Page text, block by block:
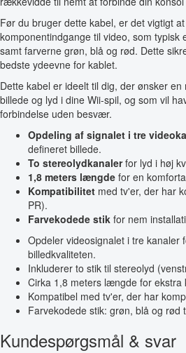
Før du bruger dette kabel, er det vigtigt
komponentindgange til video, som typisk
samt farverne grøn, blå og rød. Dette
bedste ydeevne for kablet.
Dette kabel er ideelt til dig, der ønsker
billede og lyd i dine Wii-spil, og som vil
forbindelse uden besvær.
Opdeling af signalet i tre
defineret billede.
To stereolydkanalerfor lyd i høj
1,8 meters længde for en
Kompatibilitet med tv'er, der har
PR).
Farvekodede stik for nem
Opdeler videosignalet i tre kanaler
billedkvaliteten.
Inkluderer to stik til stereolyd
Cirka 1,8 meters længde for ekstra
Kompatibel med tv'er, der har
Farvekodede stik: grøn, blå og rød
Kundespørgsmål & svar